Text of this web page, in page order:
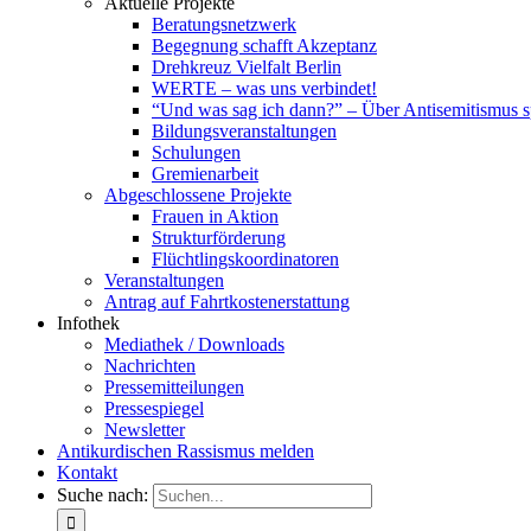
Beratungsnetzwerk
Begegnung schafft Akzeptanz
Drehkreuz Vielfalt Berlin
WERTE – was uns verbindet!
“Und was sag ich dann?” – Über Antisemitismus
Bildungsveranstaltungen
Schulungen
Gremienarbeit
Abgeschlossene Projekte
Frauen in Aktion
Strukturförderung
Flüchtlingskoordinatoren
Veranstaltungen
Antrag auf Fahrtkostenerstattung
Infothek
Mediathek / Downloads
Nachrichten
Pressemitteilungen
Pressespiegel
Newsletter
Antikurdischen Rassismus melden
Kontakt
Suche nach: